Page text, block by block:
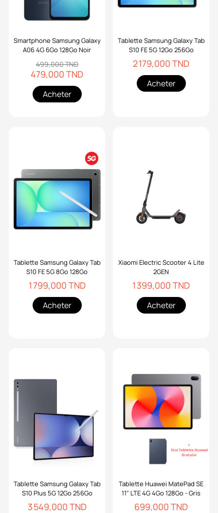
Smartphone Samsung Galaxy
A06 4G 6Go 128Go Noir
499,000 TND
479,000 TND
Acheter
Tablette Samsung Galaxy Tab
S10 FE 5G 12Go 256Go
2 179,000 TND
Acheter
Tablette Samsung Galaxy Tab
S10 FE 5G 8Go 128Go
1 799,000 TND
Acheter
Xiaomi Electric Scooter 4 Lite
2GEN
1 399,000 TND
Acheter
Tablette Samsung Galaxy Tab
S10 Plus 5G 12Go 256Go
3 549,000 TND
Tablette Huawei MatePad SE
11" LTE 4G 4Go 128Go - Gris
699,000 TND